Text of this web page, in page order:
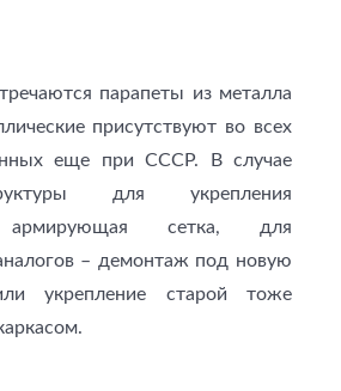
парапеты из металла
присутствуют во всех
еще при СССР. В случае
для укрепления
армирующая сетка, для
– демонтаж под новую
укрепление старой тоже